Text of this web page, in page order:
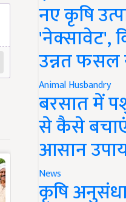
नए कृषि
'नेक्सावेट',
उन्नत फसल
Animal Husbandry
बरसात में
से कैसे
आसान
News
कृषि